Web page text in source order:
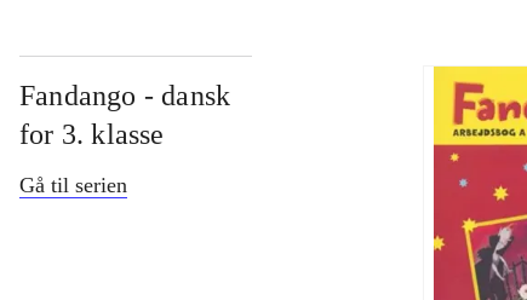
Fandango - dansk
for 3. klasse
Gå til serien